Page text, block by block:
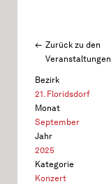
Zurück zu den
Veranstaltungen
Bezirk
21. Floridsdorf
Monat
September
Jahr
2025
Kategorie
Konzert